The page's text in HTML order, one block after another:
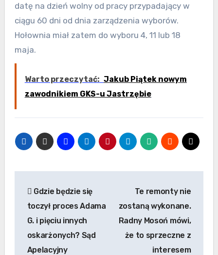
datę na dzień wolny od pracy przypadający w
ciągu 60 dni od dnia zarządzenia wyborów.
Hołownia miał zatem do wyboru 4, 11 lub 18
maja.
Warto przeczytać: Jakub Piątek nowym
zawodnikiem GKS-u Jastrzębie
wpisu
Gdzie będzie się
toczył proces Adama
G. i pięciu innych
oskarżonych? Sąd
Apelacyjny
Te remonty nie
zostaną wykonane.
Radny Mosoń mówi,
że to sprzeczne z
interesem